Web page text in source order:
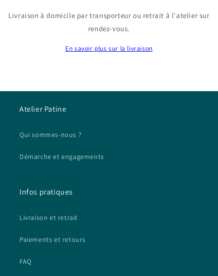
Livraison à domicile par transporteur ou retrait à l'atelier sur
rendez-vous.
En savoir plus sur la livraison
Atelier Patine
Qui sommes-nous ?
Démarche et engagements
Infos pratiques
Livraison et retrait
Paiements et retours
FAQ